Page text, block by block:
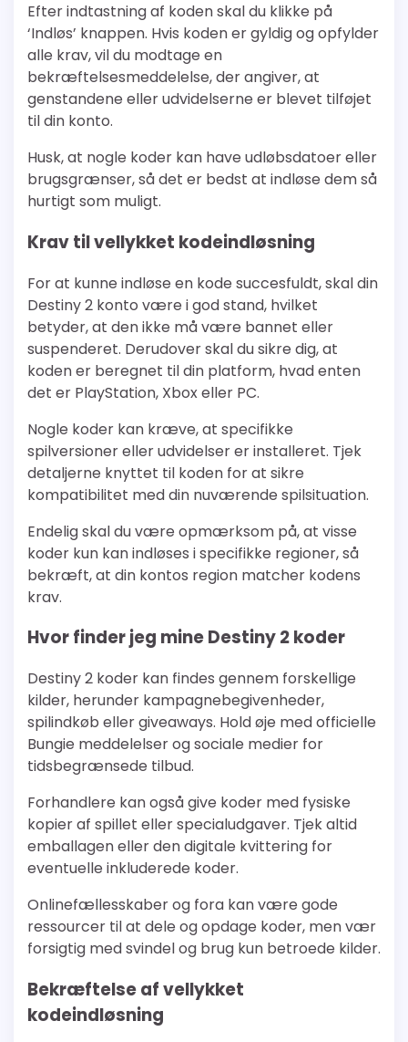
Efter indtastning af koden skal du klikke på
‘Indløs’ knappen. Hvis koden er gyldig og opfylder
alle krav, vil du modtage en
bekræftelsesmeddelelse, der angiver, at
genstandene eller udvidelserne er blevet tilføjet
til din konto.
Husk, at nogle koder kan have udløbsdatoer eller
brugsgrænser, så det er bedst at indløse dem så
hurtigt som muligt.
Krav til vellykket kodeindløsning
For at kunne indløse en kode succesfuldt, skal din
Destiny 2 konto være i god stand, hvilket
betyder, at den ikke må være bannet eller
suspenderet. Derudover skal du sikre dig, at
koden er beregnet til din platform, hvad enten
det er PlayStation, Xbox eller PC.
Nogle koder kan kræve, at specifikke
spilversioner eller udvidelser er installeret. Tjek
detaljerne knyttet til koden for at sikre
kompatibilitet med din nuværende spilsituation.
Endelig skal du være opmærksom på, at visse
koder kun kan indløses i specifikke regioner, så
bekræft, at din kontos region matcher kodens
krav.
Hvor finder jeg mine Destiny 2 koder
Destiny 2 koder kan findes gennem forskellige
kilder, herunder kampagnebegivenheder,
spilindkøb eller giveaways. Hold øje med officielle
Bungie meddelelser og sociale medier for
tidsbegrænsede tilbud.
Forhandlere kan også give koder med fysiske
kopier af spillet eller specialudgaver. Tjek altid
emballagen eller den digitale kvittering for
eventuelle inkluderede koder.
Onlinefællesskaber og fora kan være gode
ressourcer til at dele og opdage koder, men vær
forsigtig med svindel og brug kun betroede kilder.
Bekræftelse af vellykket
kodeindløsning